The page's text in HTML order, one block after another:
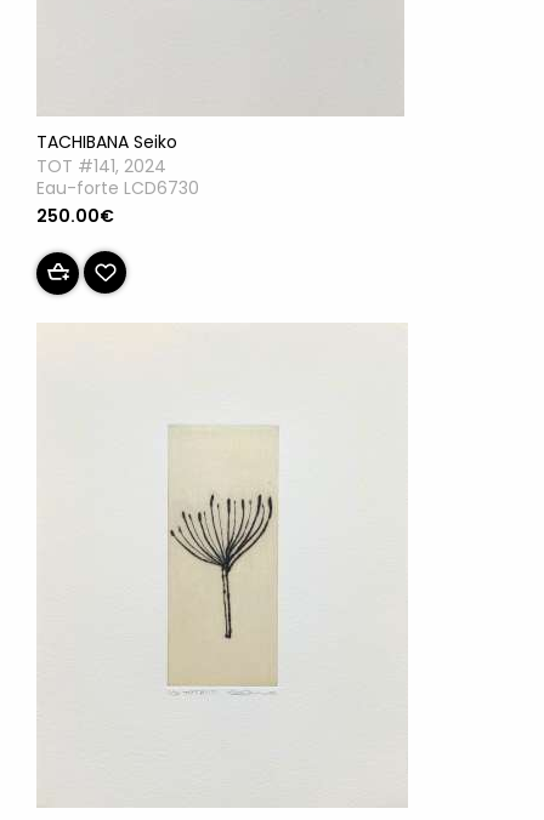
TACHIBANA Seiko
TOT #141, 2024
Eau-forte LCD6730
250.00€